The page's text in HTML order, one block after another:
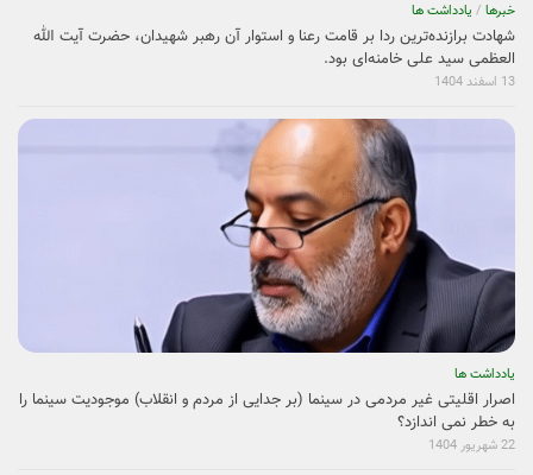
خبرها / یادداشت ها
شهادت برازنده‌ترین ردا بر قامت رعنا و استوار آن رهبر شهیدان، حضرت آیت الله
العظمی سید علی خامنه‌ای بود.
13 اسفند 1404
یادداشت ها
اصرار اقلیتی غیر مردمی در سینما (بر جدایی از مردم و انقلاب) موجودیت سینما را
به خطر نمی ­اندازد؟
22 شهریور 1404